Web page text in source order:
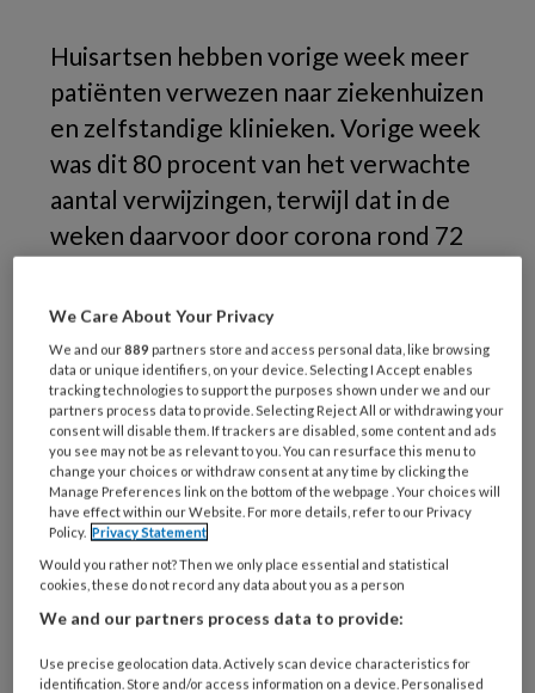
Huisartsen hebben vorige week meer
patiënten verwezen naar ziekenhuizen
en zelfstandige klinieken. Vorige week
was dit 80 procent van het verwachte
aantal verwijzingen, terwijl dat in de
weken daarvoor door corona rond 72
Dat blijkt uit analyses van de NZa van de cijfers
van ZorgDomein. Dit betekent dat het aantal
gemiste verwijzingen naar ziekenhuiszorg nog
oploopt, maar minder hard. “Het gaat sinds de
corona-uitbraak in maart om 1,05 miljoen
minder verwijzingen dan onder normale
We Care About Your Privacy
We and our889 partners store and access personal data, like browsing
data or unique identifiers, on your device. Selecting I Accept enables
tracking technologies to support the purposes shown under we and our
partners process data to provide. Selecting Reject All or withdrawing your
consent will disable them. If trackers are disabled, some content and ads
you see may not be as relevant to you. You can resurface this menu to
change your choices or withdraw consent at any time by clicking the
Manage Preferences link on the bottom of the webpage . Your choices will
have effect within our Website. For more details, refer to our Privacy
Policy. Privacy Statement
Would you rather not? Then we only place essential and statistical
cookies, these do not record any data about you as a person
We and our partners process data to provide:
Use precise geolocation data. Actively scan device characteristics for
identification. Store and/or access information on a device. Personalised